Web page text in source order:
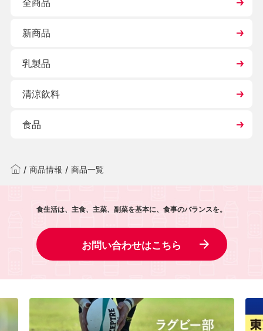
全商品
新商品
乳製品
清涼飲料
食品
/ 商品情報 / 商品一覧
食生活は、主食、主菜、副菜を基本に、食事のバランスを。
お問い合わせはこちら